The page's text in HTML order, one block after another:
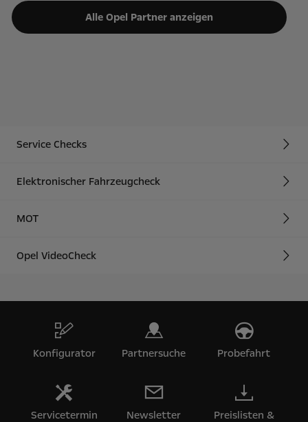
Alle Opel Partner anzeigen
Service Checks
Elektronischer Fahrzeugcheck
MOT
Opel VideoCheck
Konfigurator Partnersuche Probefahrt
Servicetermin Newsletter Preislisten &